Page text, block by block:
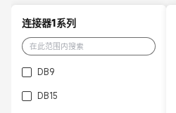
连接器1系列
DB9
DB15